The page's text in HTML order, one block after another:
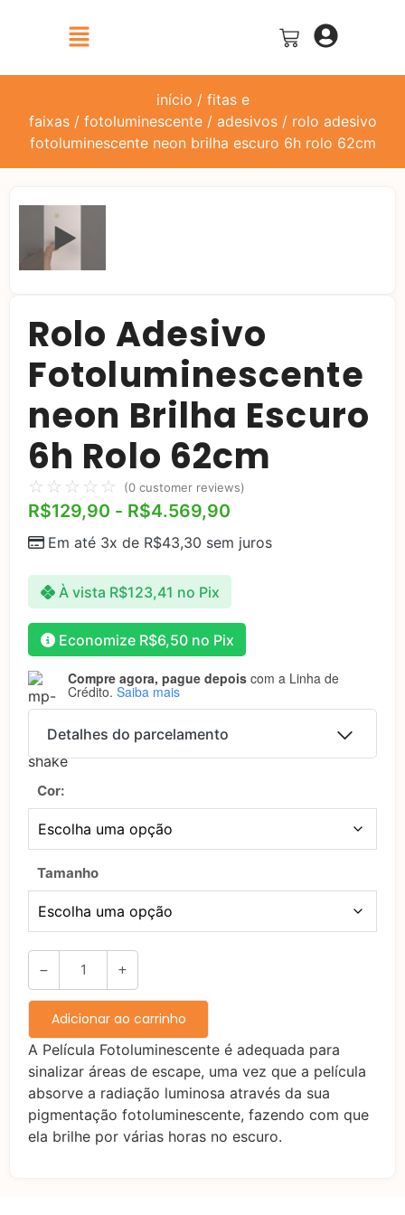
início / fitas e
faixas/ fotoluminescente/ adesivos/ rolo adesivo
fotoluminescente neon brilha escuro 6h rolo 62cm
Rolo Adesivo
Fotoluminescente
neon Brilha Escuro
6h Rolo 62cm
☆ ☆ ☆ ☆ ☆ (0 customer reviews)
R$129,90 - R$4.569,90
Em até 3x de R$43,30 sem juros
À vista R$123,41 no Pix
Economize R$6,50no Pix
Compre agora, pague depois com a Linha de
Crédito. Saiba mais
Detalhes do parcelamento
Parcelas:
1x de
sem juros
3x de R$ 1.523,30 sem
4x deR$1.200,16
juros
5x deR$969,54com
juros
R$4.847,70
6x deR$815,85com
juros
R$4.895,10
Cor:
Tamanho
Adicionar ao carrinho
A Película Fotoluminescente é adequada para
sinalizar áreas de escape, uma vez que a película
absorve a radiação luminosa através da sua
pigmentação fotoluminescente, fazendo com que
ela brilhe por várias horas no escuro.